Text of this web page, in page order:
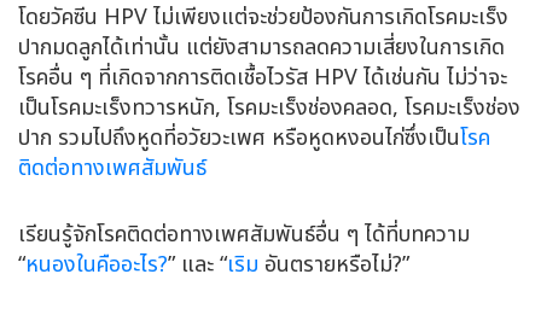
โดยวัคซีน HPV ไม่เพียงแต่จะช่วยป้องกันการเกิดโรคมะเร็ง
ปากมดลูกได้เท่านั้น แต่ยังสามารถลดความเสี่ยงในการเกิด
โรคอื่น ๆ ที่เกิดจากการติดเชื้อไวรัส HPV ได้เช่นกัน ไม่ว่าจะ
เป็นโรคมะเร็งทวารหนัก, โรคมะเร็งช่องคลอด, โรคมะเร็งช่อง
ปาก รวมไปถึงหูดที่อวัยวะเพศ หรือหูดหงอนไก่ซึ่งเป็นโรค
ติดต่อทางเพศสัมพันธ์
เรียนรู้จักโรคติดต่อทางเพศสัมพันธ์อื่น ๆ ได้ที่บทความ
“หนองในคืออะไร?” และ “เริม อันตรายหรือไม่?”